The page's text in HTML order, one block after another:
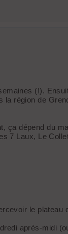
(!).
région de
ça dépend du
7 Laux, Le
le plateau
après-midi